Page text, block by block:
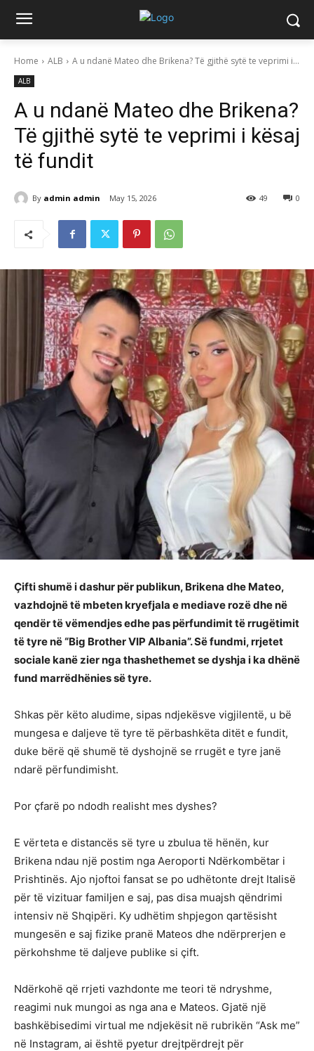
Home ALB A u ndanë Mateo dhe Brikena? Të gjithë sytë te veprimi i...
ALB
A u ndanë Mateo dhe Brikena?
Të gjithë sytë te veprimi i kësaj
të fundit
By admin admin May 15, 2026 0
49
Çifti shumë i dashur për publikun, Brikena dhe Mateo,
vazhdojnë të mbeten kryefjala e mediave rozë dhe në
qendër të vëmendjes edhe pas përfundimit të rrugëtimit
të tyre në “Big Brother VIP Albania”. Së fundmi, rrjetet
sociale kanë zier nga thashethemet se dyshja i ka dhënë
fund marrëdhënies së tyre.
Shkas për këto aludime, sipas ndjekësve vigjilentë, u bë
mungesa e daljeve të tyre të përbashkëta ditët e fundit,
duke bërë që shumë të dyshojnë se rrugët e tyre janë
ndarë përfundimisht.
Por çfarë po ndodh realisht mes dyshes?
E vërteta e distancës së tyre u zbulua të hënën, kur
Brikena ndau një postim nga Aeroporti Ndërkombëtar i
Prishtinës. Ajo njoftoi fansat se po udhëtonte drejt Italisë
për të vizituar familjen e saj, pas disa muajsh qëndrimi
intensiv në Shqipëri. Ky udhëtim shpjegon qartësisht
mungesën e saj fizike pranë Mateos dhe ndërprerjen e
përkohshme të daljeve publike si çift.
Ndërkohë që rrjeti vazhdonte me teori të ndryshme,
reagimi nuk mungoi as nga ana e Mateos. Gjatë një
bashkëbisedimi virtual me ndjekësit në rubrikën “Ask me”
në Instagram, ai është pyetur drejtpërdrejt për